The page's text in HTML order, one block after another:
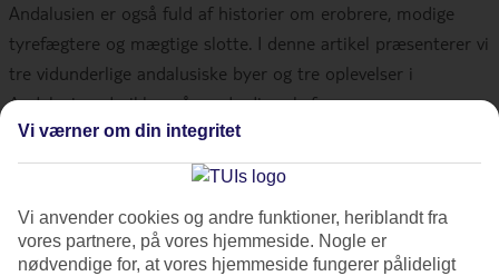
Andalusien er også fuld af historier om erobrere, modige
tyrefægtere og mægtige slotte. I denne artikel præsenterer vi
tre vidunderlige andalusiske byer og tre oplevelser i
Andalusien, du ikke må snyde dig selv for.
Sevilla - Andalusiens
vidunderlige hovedstad
Vi værner om din integritet
Vi anvender cookies og andre funktioner, heriblandt fra
vores partnere, på vores hjemmeside. Nogle er
nødvendige for, at vores hjemmeside fungerer pålideligt